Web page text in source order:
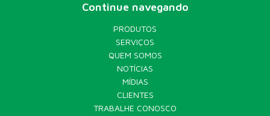
Continue navegando
PRODUTOS
SERVIÇOS
QUEM SOMOS
NOTÍCIAS
MÍDIAS
CLIENTES
TRABALHE CONOSCO